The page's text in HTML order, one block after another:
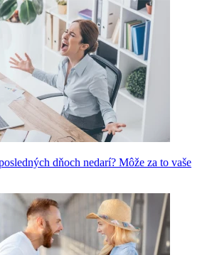
dňoch nedarí? Môže za to vaše